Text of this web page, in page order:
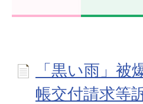
「黒い雨」被
帳交付請求等